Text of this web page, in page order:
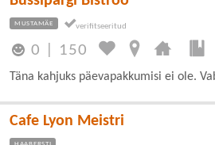
MUSTAMÄE
0 150
Täna kahjuks päevapakkumisi ei ole.
Cafe Lyon Meistri